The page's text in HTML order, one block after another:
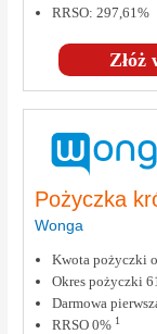
Złóż
RRSO: 297,61%
Pożyczka
Wonga
Kwota pożyczki
Okres pożyczki
Darmowa
RRSO 0% 1